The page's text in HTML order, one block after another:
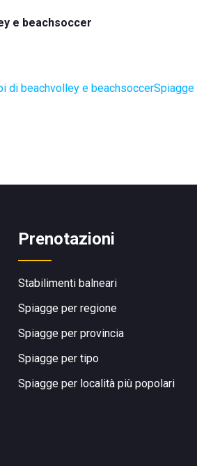
e beachsoccer
di beachvolley e beachsoccer
Prenotazioni
Stabilimenti balneari
Spiagge per regione
Spiagge per provincia
Spiagge per tipo
Spiagge per località più popolari